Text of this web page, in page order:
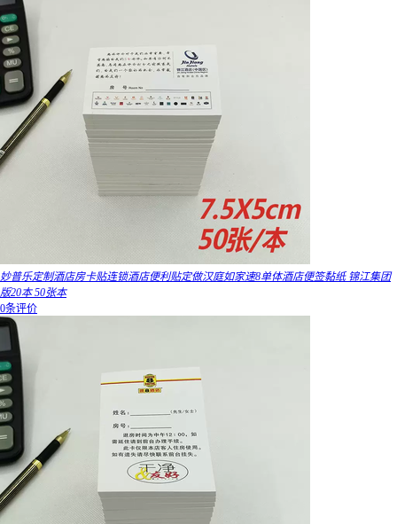
妙普乐定制酒店房卡贴连锁酒店便利贴定做汉庭如家速8单体酒店便签黏纸 锦江集团
版20本 50张本
0条评价